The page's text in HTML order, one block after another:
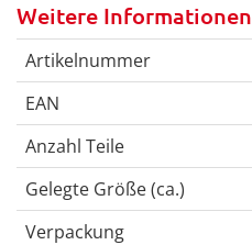
Weitere Informationen
Artikelnummer
EAN
Anzahl Teile
Gelegte Größe (ca.)
Verpackung